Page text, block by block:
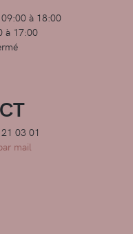
à 18:00
à 17:00
03 01
mail